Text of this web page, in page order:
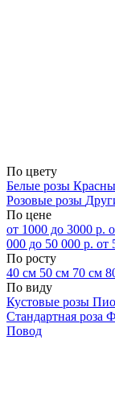
По цвету
Белые розы
Розовые розы
По цене
от 1000 до 3000 р.
000 до 50 000 р. от
По росту
40 см 50 см 70 см
По виду
Кустовые розы
Стандартная роза
Повод